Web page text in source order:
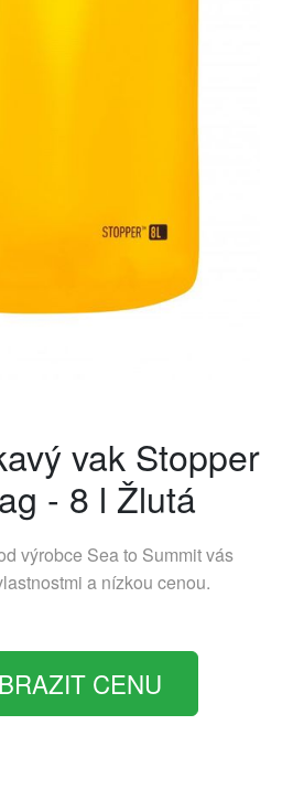
vak Stopper
- 8 l Žlutá
výrobce Sea to Summitvás
a nízkou cenou.
CENU